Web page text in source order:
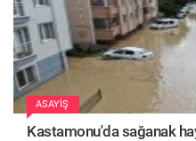
ASAYIŞ
Kastamonu'da sağanak